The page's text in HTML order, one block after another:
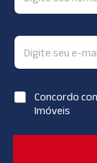
Concordo
Imóveis